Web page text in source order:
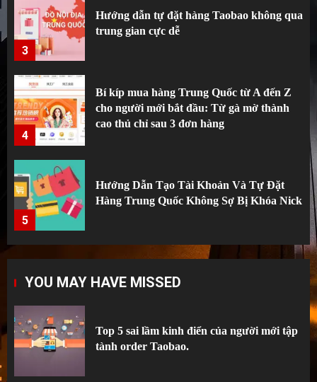
3
Hướng dẫn tự đặt hàng Taobao không qua
trung gian cực dễ
4
Bí kíp mua hàng Trung Quốc từ A đến Z
cho người mới bắt đầu: Từ gà mờ thành
cao thủ chỉ sau 3 đơn hàng
5
Hướng Dẫn Tạo Tài Khoản Và Tự Đặt
Hàng Trung Quốc Không Sợ Bị Khóa Nick
1
tành order Taobao.
YOU MAY HAVE MISSED
Top 5 sai lầm kinh điển của người mới tập
tành order Taobao.